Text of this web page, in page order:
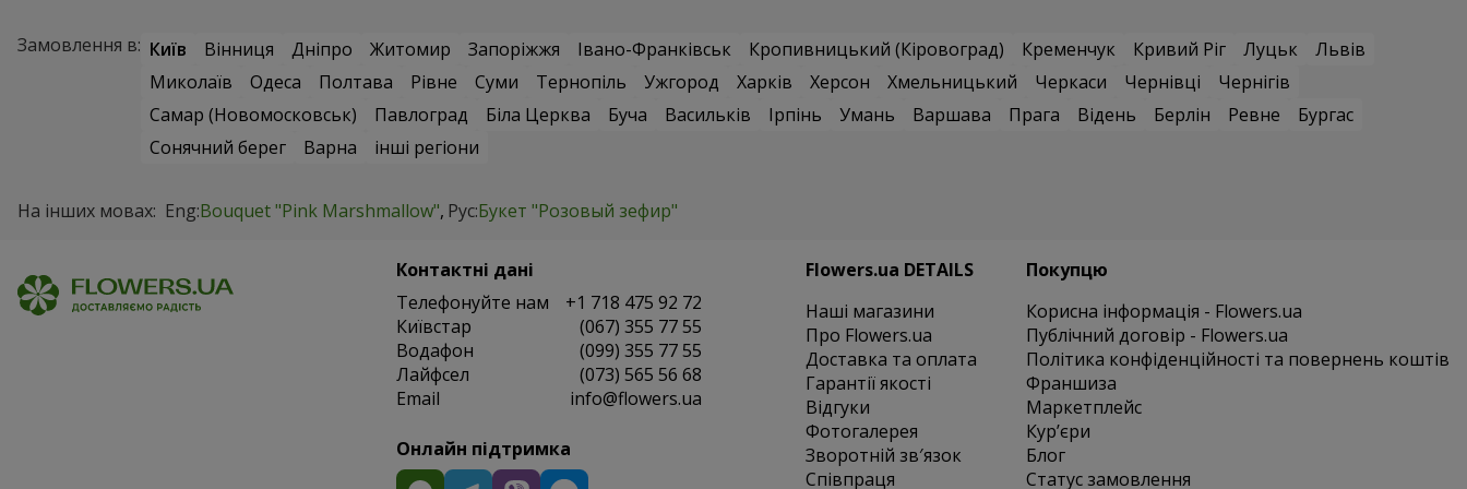
Замовлення в: Київ Вінниця Дніпро Житомир Запоріжжя Івано-Франківськ Кропивницький (Кіровоград) Кременчук Кривий Ріг Луцьк
Львів
Миколаїв
Одеса Полтава Рівне Суми Тернопіль Ужгород Харків Херсон Хмельницький Черкаси Чернівці
Чернігів
Самар (Новомосковськ)
Павлоград Біла Церква Буча Васильків Ірпінь Умань Варшава Прага Відень Берлін Ревне
Бургас
Сонячний берег
Варна інші регіони
На інших мовах: Eng:Bouquet "Pink Marshmallow" Рус:Букет "Розовый зефир"
Контактні дані
Телефонуйте нам
+1 718 475 92 72
Київстар
(067) 355 77 55
Водафон
(099) 355 77 55
Лайфсел
(073) 565 56 68
Email
info@flowers.ua
Онлайн підтримка
Flowers.ua DETAILS
Наші магазини
Про Flowers.ua
Доставка та оплата
Гарантії якості
Відгуки
Фотогалерея
Зворотній зв′язок
Співпраця
Покупцю
Корисна інформація - Flowers.ua
Публічний договір - Flowers.ua
Політика конфіденційності та повернень коштів
Франшиза
Маркетплейс
Курʼєри
Блог
Статус замовлення